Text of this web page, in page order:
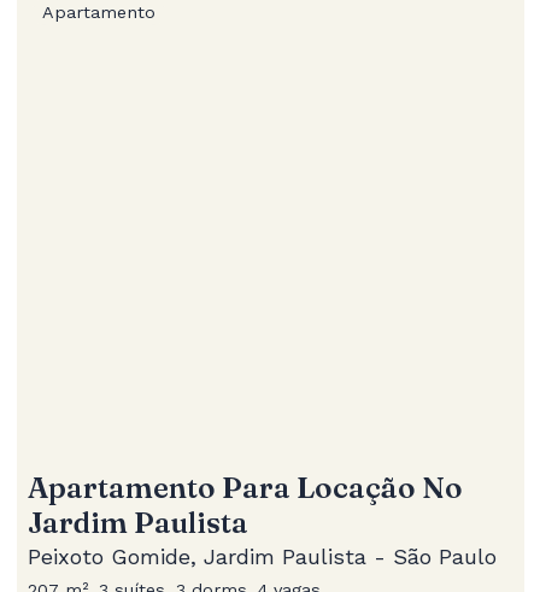
Apartamento
Apartamento Para Locação No
Jardim Paulista
Peixoto Gomide, Jardim Paulista - São Paulo